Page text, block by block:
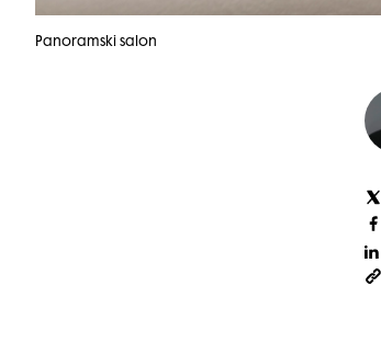
Panoramski salon